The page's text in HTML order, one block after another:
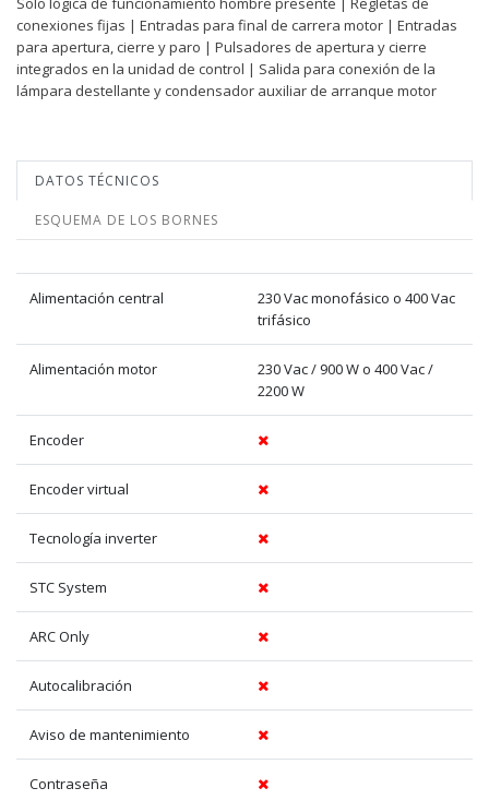
conexiones fijas | Entradas para final de carrera motor | Entradas
para apertura, cierre y paro | Pulsadores de apertura y cierre
integrados en la unidad de control | Salida para conexión de la
lámpara destellante y condensador auxiliar de arranque motor
DATOS TÉCNICOS
ESQUEMA DE LOS BORNES
Alimentación central
230 Vac monofásico o 400 Vac
trifásico
Alimentación motor
230 Vac / 900 W o 400 Vac /
2200 W
Encoder
Encoder virtual
Tecnología inverter
STC System
ARC Only
Autocalibración
Aviso de mantenimiento
Contraseña